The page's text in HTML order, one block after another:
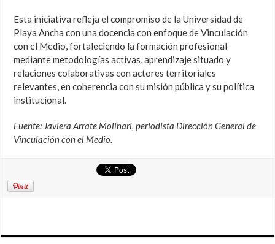
Esta iniciativa refleja el compromiso de la Universidad de
Playa Ancha con una docencia con enfoque de Vinculación
con el Medio, fortaleciendo la formación profesional
mediante metodologías activas, aprendizaje situado y
relaciones colaborativas con actores territoriales
relevantes, en coherencia con su misión pública y su política
institucional.
Fuente: Javiera Arrate Molinari, periodista Dirección General de
Vinculación con el Medio.